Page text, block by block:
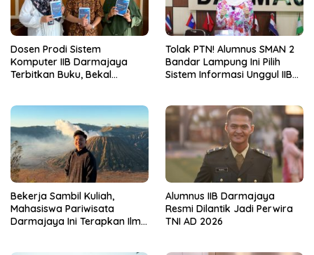
Dosen Prodi Sistem
Komputer IIB Darmajaya
Terbitkan Buku, Bekal
Tolak PTN! Alumnus SMAN 2
Bandar Lampung Ini Pilih
Sistem Informasi Unggul IIB
Bekerja Sambil Kuliah,
Mahasiswa Pariwisata
Darmajaya Ini Terapkan Ilmu
Alumnus IIB Darmajaya
Resmi Dilantik Jadi Perwira
TNI AD 2026